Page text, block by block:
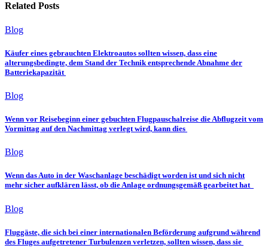
Related Posts
Blog
Käufer eines gebrauchten Elektroautos sollten wissen, dass eine
alterungsbedingte, dem Stand der Technik entsprechende Abnahme der
Batteriekapazität
Blog
Wenn vor Reisebeginn einer gebuchten Flugpauschalreise die Abflugzeit vom
Vormittag auf den Nachmittag verlegt wird, kann dies
Blog
Wenn das Auto in der Waschanlage beschädigt worden ist und sich nicht
mehr sicher aufklären lässt, ob die Anlage ordnungsgemäß gearbeitet hat
Blog
Fluggäste, die sich bei einer internationalen Beförderung aufgrund während
des Fluges aufgetretener Turbulenzen verletzen, sollten wissen, dass sie